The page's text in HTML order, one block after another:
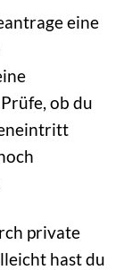
eine
ob du
private
hast du